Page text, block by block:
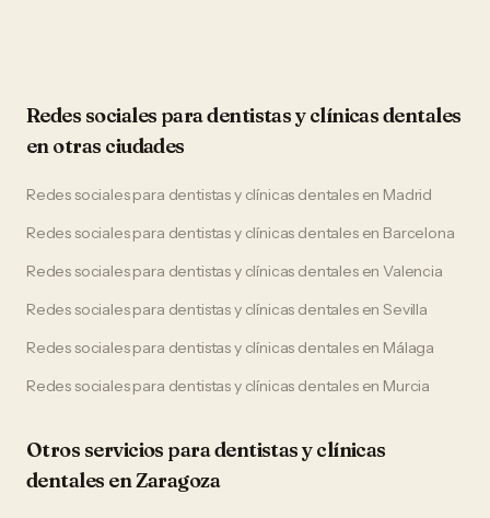
Redes sociales paradentistas y clínicas dentales
en otras ciudades
Redes socialespara dentistas y clínicas dentalesen Madrid
Redes socialespara dentistas y clínicas dentalesen Barcelona
Redes socialespara dentistas y clínicas dentalesenValencia
Redes socialespara dentistas y clínicas dentalesenSevilla
Redes socialespara dentistas y clínicas dentalesen Málaga
Redes socialespara dentistas y clínicas dentalesen Murcia
Otros servicios paradentistas y clínicas
dentales enZaragoza